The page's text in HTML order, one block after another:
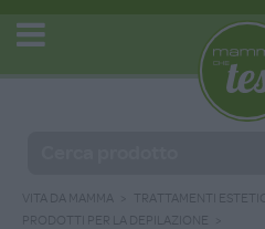
VITA DA MAMMA
TRATTAMENTI ESTETICI
PRODOTTI PER LA DEPILAZIONE